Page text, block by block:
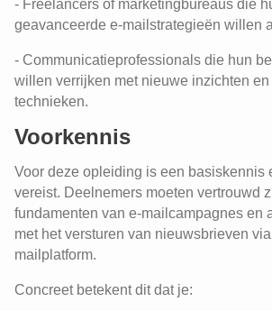
- Freelancers of marketingbureaus die
geavanceerde e-mailstrategieën willen
- Communicatieprofessionals die hun
willen verrijken met nieuwe inzichten en
technieken.
Voorkennis
Voor deze opleiding is een basiskennis
vereist. Deelnemers moeten vertrouwd
fundamenten van e-mailcampagnes en
met het versturen van nieuwsbrieven
mailplatform.
Concreet betekent dit dat je: